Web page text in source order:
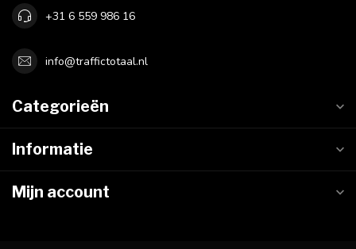
+31 6 559 986 16
info@traffictotaal.nl
Categorieën
Informatie
Mijn account